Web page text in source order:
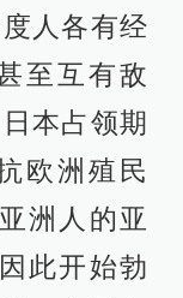
人各有经
至互有敌
本占领期
欧洲殖民
洲人的亚
此开始勃